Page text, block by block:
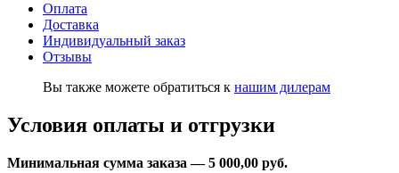
Оплата
Доставка
Индивидуальный заказ
Отзывы
Вы также можете обратиться к нашим дилерам
Условия оплаты и отгрузки
Минимальная сумма заказа — 5 000,00 руб.